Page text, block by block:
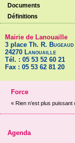
Documents
Définitions
Mairie de Lanouaille
3 place Th. R. Bugeaud
24270 Lanouaille
Tél. : 05 53 52 60 21
Fax : 05 53 62 81 20
Force
« Rien n’est plus puissant
Agenda